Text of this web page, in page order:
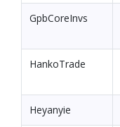
GpbCoreInvs
HankoTrade
Heyanyie